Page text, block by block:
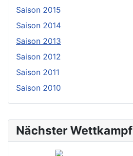
Nächster Wettkampf
Saison 2015
Saison 2014
Saison 2013
Saison 2012
Saison 2011
Saison 2010